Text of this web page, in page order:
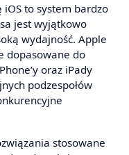
to system bardzo
jest wyjątkowo
wydajność. Apple
dopasowane do
oraz iPady
podzespołów
stosowane